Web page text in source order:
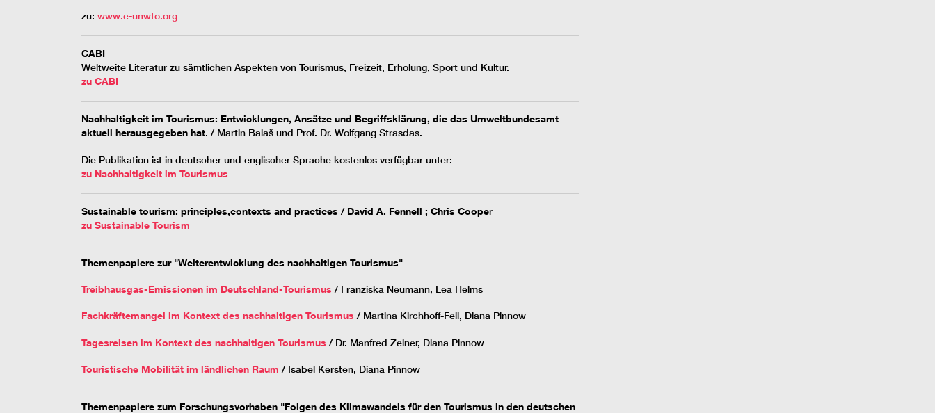
zu: www.e-unwto.org
CABI
Weltweite Literatur zu sämtlichen Aspekten von Tourismus, Freizeit, Erholung, Sport und Kultur.
zu CABI
Nachhaltigkeit im Tourismus: Entwicklungen, Ansätze und Begriffsklärung, die das Umweltbundesamt
aktuell herausgegeben hat. / Martin Balaš und Prof. Dr. Wolfgang Strasdas.
Die Publikation ist in deutscher und englischer Sprache kostenlos verfügbar unter:
zu Nachhaltigkeit im Tourismus
Sustainable tourism: principles,contexts and practices / David A. Fennell ; Chris Cooper
zu Sustainable Tourism
Themenpapiere zur "Weiterentwicklung des nachhaltigen Tourismus"
Treibhausgas-Emissionen im Deutschland-Tourismus / Franziska Neumann, Lea Helms
Fachkräftemangel im Kontext des nachhaltigen Tourismus / Martina Kirchhoff-Feil, Diana Pinnow
Tagesreisen im Kontext des nachhaltigen Tourismus / Dr. Manfred Zeiner, Diana Pinnow
Touristische Mobilität im ländlichen Raum / Isabel Kersten, Diana Pinnow
Themenpapiere zum Forschungsvorhaben "Folgen des Klimawandels für den Tourismus in den deutschen